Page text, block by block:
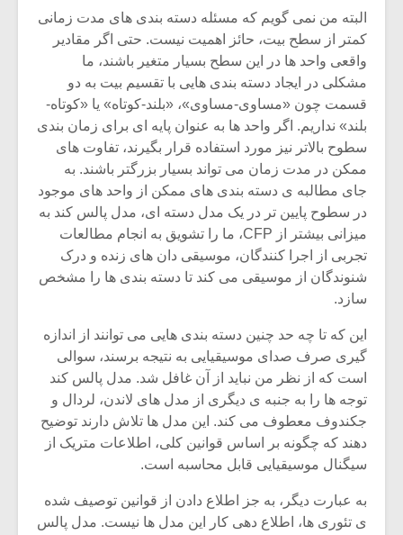
البته من نمی گویم که مسئله دسته بندی های مدت زمانی
کمتر از سطح بیت، حائز اهمیت نیست. حتی اگر مقادیر
واقعی واحد ها در این سطح بسیار متغیر باشند، ما
مشکلی در ایجاد دسته بندی هایی با تقسیم بیت به دو
قسمت چون «مساوی-مساوی»، «بلند-کوتاه» یا «کوتاه-
بلند» نداریم. اگر واحد ها به عنوان پایه ای برای زمان بندی
سطوح بالاتر نیز مورد استفاده قرار بگیرند، تفاوت های
ممکن در مدت زمان می تواند بسیار بزرگتر باشند. به
جای مطالبه ی دسته بندی های ممکن از واحد های موجود
در سطوح پایین تر در یک مدل دسته ای، مدل پالس کند به
میزانی بیشتر از CFP، ما را تشویق به انجام مطالعات
تجربی از اجرا کنندگان، موسیقی دان های زنده و درک
شنوندگان از موسیقی می کند تا دسته بندی ها را مشخص
سازد.
این که تا چه حد چنین دسته بندی هایی می توانند از اندازه
گیری صرف صدای موسیقیایی به نتیجه برسند، سوالی
است که از نظر من نباید از آن غافل شد. مدل پالس کند
توجه ها را به جنبه ی دیگری از مدل های لاندن، لردال و
جکندوف معطوف می کند. این مدل ها تلاش دارند توضیح
دهند که چگونه بر اساس قوانین کلی، اطلاعات متریک از
سیگنال موسیقیایی قابل محاسبه است.
به عبارت دیگر، به جز اطلاع دادن از قوانین توصیف شده
ی تئوری ها، اطلاع دهی کار این مدل ها نیست. مدل پالس
میکلوش روژا
یادداشتی بر موسیقی
متن فیلم «متری
شیش و نیم»
اگر نمی توانی
مشهورترین باشی،
بدنام ترین باش
موسیقی
برگزار